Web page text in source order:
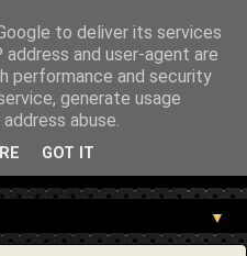
"target":
05/blog-post.html" } }
• Τέχνες • Θεολογία •
μνήμη, τον άνθρωπο και το
▼
to deliver its services
and user-agent are
performance and security
generate usage
abuse.
GOT IT